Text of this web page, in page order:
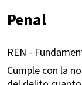
Penal
REN -
Cumple con la